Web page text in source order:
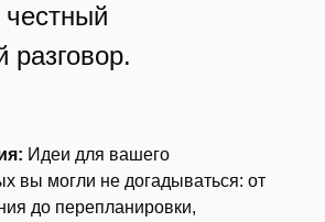
Идеи для вашего
вы могли не догадываться: от
до перепланировки,